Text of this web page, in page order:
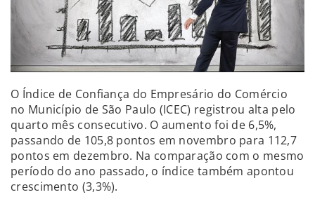
O Índice de Confiança do Empresário do Comércio
no Município de São Paulo (ICEC) registrou alta pelo
quarto mês consecutivo. O aumento foi de 6,5%,
passando de 105,8 pontos em novembro para 112,7
pontos em dezembro. Na comparação com o mesmo
período do ano passado, o índice também apontou
crescimento (3,3%).